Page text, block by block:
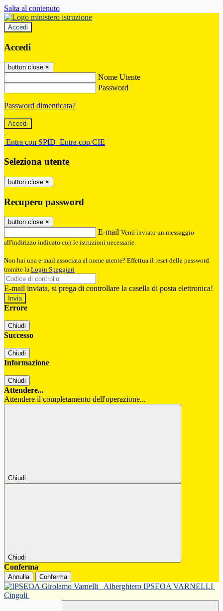
Salta al contenuto
Accedi
Accedi
button close ×
Nome Utente
Password
Password dimenticata?
-
Entra con SPID Entra con CIE
Seleziona utente
button close ×
Recupero password
button close ×
E-mail Verrà inviato un messaggio
all'indirizzo indicato con le istruzioni necessarie.
Non hai una e-mail associata al nome utente? Effettua il reset della password
tramite la Login Spaggiari
E-mail inviata, si prega di controllare la casella di posta elettronica!
Errore
Chiudi
Successo
Chiudi
Informazione
Chiudi
Attendere...
Attendere il completamento dell'operazione...
Chiudi
Chiudi
Conferma
Annulla Conferma
Alberghiero IPSEOA VARNELLI
Cingoli